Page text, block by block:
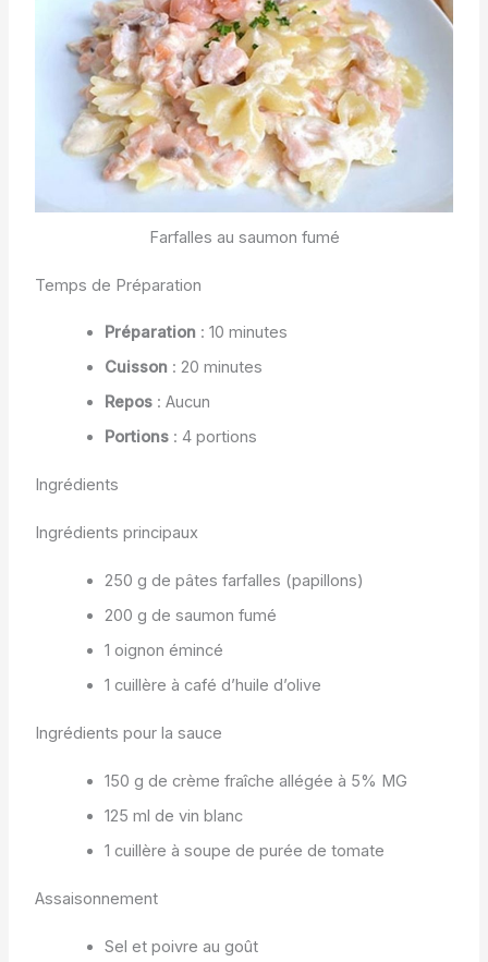
Farfalles au saumon fumé
Temps de Préparation
Préparation: 10 minutes
Cuisson: 20 minutes
Repos: Aucun
Portions: 4 portions
Ingrédients
Ingrédients principaux
250 g de pâtes farfalles (papillons)
200 g de saumon fumé
1 oignon émincé
1 cuillère à café d’huile d’olive
Ingrédients pour la sauce
150 g de crème fraîche allégée à 5% MG
125 ml de vin blanc
1 cuillère à soupe de purée de tomate
Assaisonnement
Sel et poivre au goût